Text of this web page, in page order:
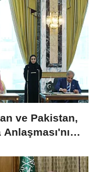
ve Pakistan,